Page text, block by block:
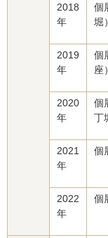
2018
年
個
堀）
2019
年
個
座
2020
年
個
丁
2021
年
個
2022
年
個